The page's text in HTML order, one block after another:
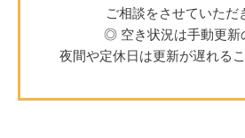
ご相談をさせていただ
◎ 空き状況は手動更新
夜間や定休日は更新が遅れるこ